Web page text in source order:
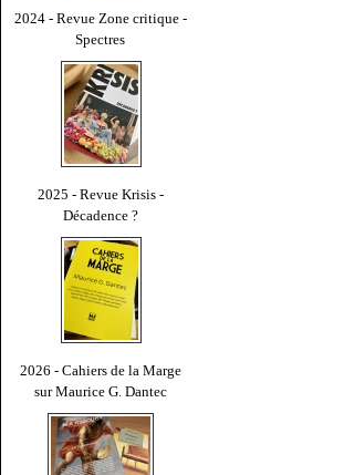
2024 - Revue Zone critique -
Spectres
2025 - Revue Krisis -
Décadence ?
2026 - Cahiers de la Marge
sur Maurice G. Dantec